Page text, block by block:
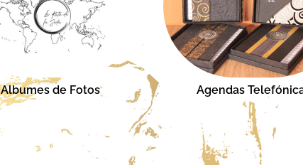
Albumes de Fotos Agendas